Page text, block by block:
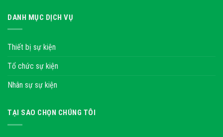
DANH MỤC DỊCH VỤ
Thiết bị sự kiện
Tổ chức sự kiện
Nhân sự sự kiện
TẠI SAO CHỌN CHÚNG TÔI